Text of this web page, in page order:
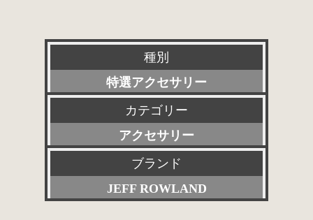
種別
特選アクセサリー
新品
委託販売品
特価品
その他委託販売品
カテゴリー
アクセサリー
すべて
プリアンプ
ブランド
JEFF ROWLAND